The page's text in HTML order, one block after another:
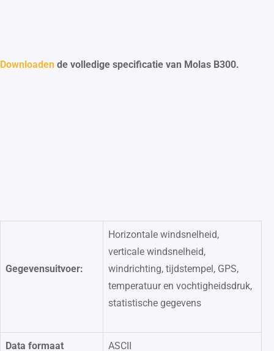
Downloaden de volledige specificatie van Molas B300.
Gegevensuitvoer:
Horizontale windsnelheid,
verticale windsnelheid,
windrichting, tijdstempel, GPS,
temperatuur en vochtigheidsdruk,
statistische gegevens
Data formaat ASCII